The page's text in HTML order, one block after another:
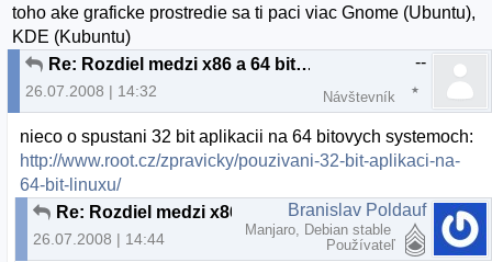
toho ake graficke prostredie sa ti paci viac Gnome (Ubuntu),
KDE (Kubuntu)
Re: Rozdiel medzi x86 a 64 bitovou verziou
26.07.2008 | 14:32
--
Návštevník
nieco o spustani 32 bit aplikacii na 64 bitovych systemoch:
http://www.root.cz/zpravicky/pouzivani-32-bit-aplikaci-na-
64-bit-linuxu/
Re: Rozdiel medzi x86 a 64 bitovou verziou
26.07.2008 | 14:44
Branislav Poldauf
Manjaro, Debian stable
Používateľ